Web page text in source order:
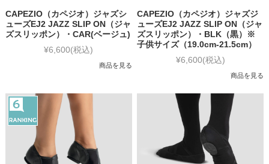
CAPEZIO（カペジオ）ジャズシ
ューズEJ2 JAZZ SLIP ON（ジャ
ズスリッポン）・CAR(ベージュ)
¥6,600(税込)
商品を見る
CAPEZIO（カペジオ）ジャズジ
ューズEJ2 JAZZ SLIP ON（ジャ
ズスリッポン）・BLK（黒）※
子供サイズ（19.0cm-21.5cm）
¥6,600(税込)
商品を見る